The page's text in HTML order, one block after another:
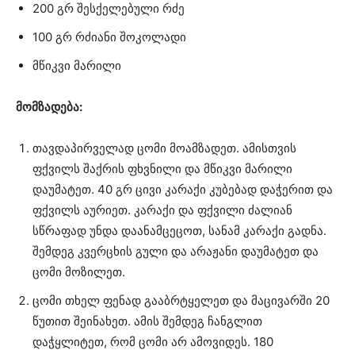
200 გრ შესქელებული რძე
100 გრ რძიანი შოკოლადი
მწიკვი მარილი
მომზადება:
თავდაპირველად ცომი მოამზადეთ. ამისთვის
ფქვილს შაქრის ფხვნილი და მწიკვი მარილი
დაუმატეთ. 40 გრ ცივი კარაქი კუბებად დაჭერით და
ფქვილს აურიეთ. კარაქი და ფქვილი ძალიან
სწრაფად უნდა დაანამცეცოთ, სანამ კარაქი გადნა.
შემდეგ კვერცხის გული და არაჟანი დაუმატეთ და
ცომი მოზილეთ.
ცომი თხელ ფენად გააბრტყელეთ და მაცივარში 20
წუთით შეინახეთ. ამის შემდეგ ჩანგლით
დაჭყლიტეთ, რომ ცომი არ ამოვიდეს. 180